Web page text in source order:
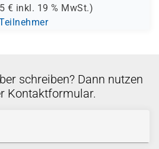
€ inkl. 19 % MwSt.)
schreiben? Dann nutzen
Kontaktformular.